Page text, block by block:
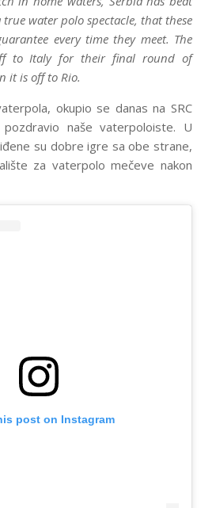
water polo spectacle, that these
every time they meet. The
to Italy for their final round of
it is off to Rio.
okupio se danas na SRC
naše vaterpoloiste. U
su dobre igre sa obe strane,
za vaterpolo mečeve nakon
post on Instagram